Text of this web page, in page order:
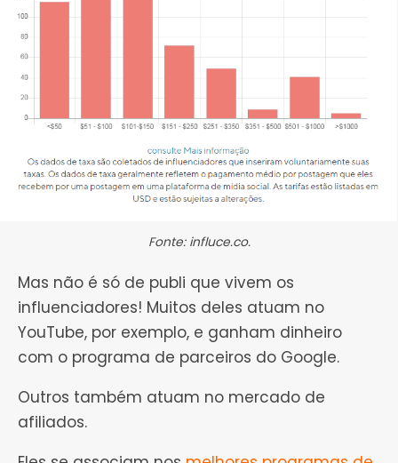
Fonte: influce.co.
Mas não é só de publi que vivem os
influenciadores! Muitos deles atuam no
YouTube, por exemplo, e ganham dinheiro
com o programa de parceiros do Google.
Outros também atuam no mercado de
afiliados.